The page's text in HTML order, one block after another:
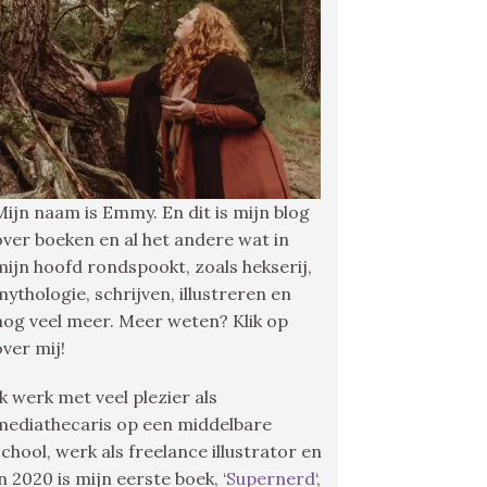
naam is Emmy. En dit is mijn blog
boeken en al het andere wat in
hoofd rondspookt, zoals hekserij,
schrijven, illustreren en
veel meer. Meer weten? Klik op
mij!
werk met veel plezier als
op een middelbare
werk als freelance illustrator en
2020 is mijn eerste boek, ‘Supernerd‘,